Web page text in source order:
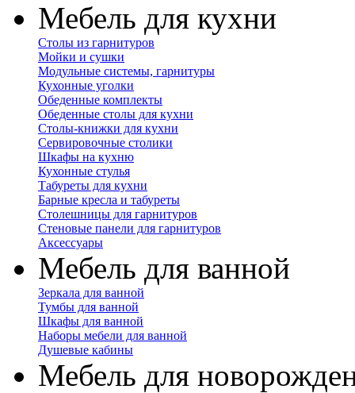
Мебель для кухни
Столы из гарнитуров
Мойки и сушки
Модульные системы, гарнитуры
Кухонные уголки
Обеденные комплекты
Обеденные столы для кухни
Столы-книжки для кухни
Сервировочные столики
Шкафы на кухню
Кухонные стулья
Табуреты для кухни
Барные кресла и табуреты
Столешницы для гарнитуров
Стеновые панели для гарнитуров
Аксессуары
Мебель для ванной
Зеркала для ванной
Тумбы для ванной
Шкафы для ванной
Наборы мебели для ванной
Душевые кабины
Мебель для